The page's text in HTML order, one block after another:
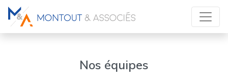
Nos équipes